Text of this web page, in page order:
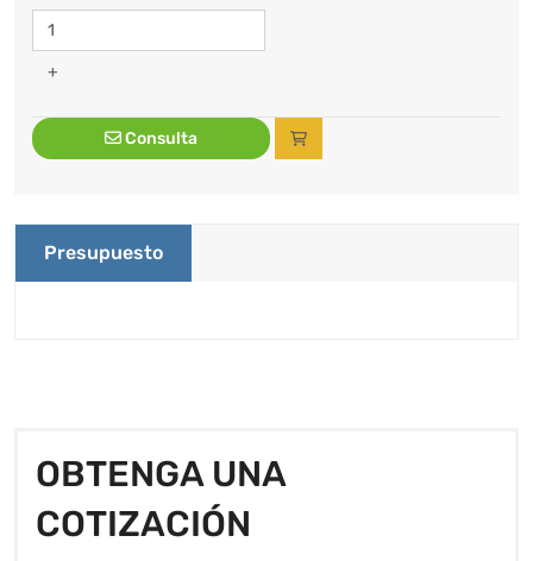
+
Consulta
Presupuesto
OBTENGA UNA
COTIZACIÓN